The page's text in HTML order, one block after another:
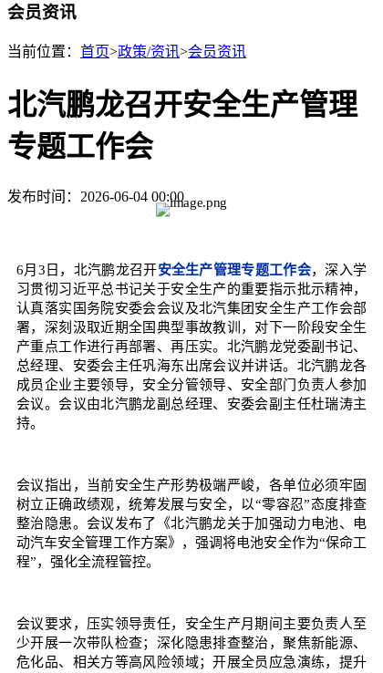
会员资讯
当前位置： 首页>政策/资讯>会员资讯
北汽鹏龙召开安全生产管理
专题工作会
发布时间：2026-06-04 00:00
6月3日，北汽鹏龙召开安全生产管理专题工作会，深入学
习贯彻习近平总书记关于安全生产的重要指示批示精神，
认真落实国务院安委会会议及北汽集团安全生产工作会部
署，深刻汲取近期全国典型事故教训，对下一阶段安全生
产重点工作进行再部署、再压实。北汽鹏龙党委副书记、
总经理、安委会主任巩海东出席会议并讲话。北汽鹏龙各
成员企业主要领导，安全分管领导、安全部门负责人参加
会议。会议由北汽鹏龙副总经理、安委会副主任杜瑞涛主
持。
会议指出，当前安全生产形势极端严峻，各单位必须牢固
树立正确政绩观，统筹发展与安全，以“零容忍”态度排查
整治隐患。会议发布了《北汽鹏龙关于加强动力电池、电
动汽车安全管理工作方案》，强调将电池安全作为“保命工
程”，强化全流程管控。
会议要求，压实领导责任，安全生产月期间主要负责人至
少开展一次带队检查；深化隐患排查整治，聚焦新能源、
危化品、相关方等高风险领域；开展全员应急演练，提升